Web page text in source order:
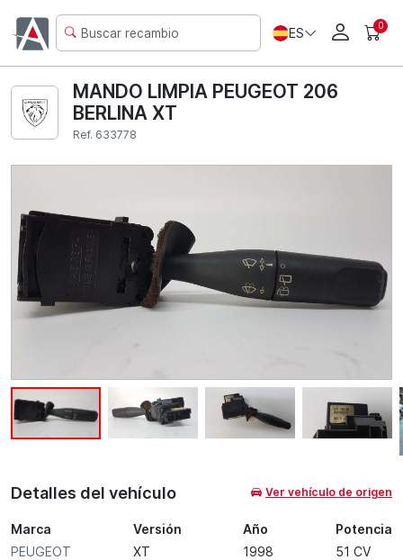
ES 0
MANDO LIMPIA PEUGEOT 206
BERLINA XT
Ref. 633778
Detalles del vehículo Ver vehículo de origen
Marca
PEUGEOT
Versión
XT
Año
1998
Potencia
51 CV